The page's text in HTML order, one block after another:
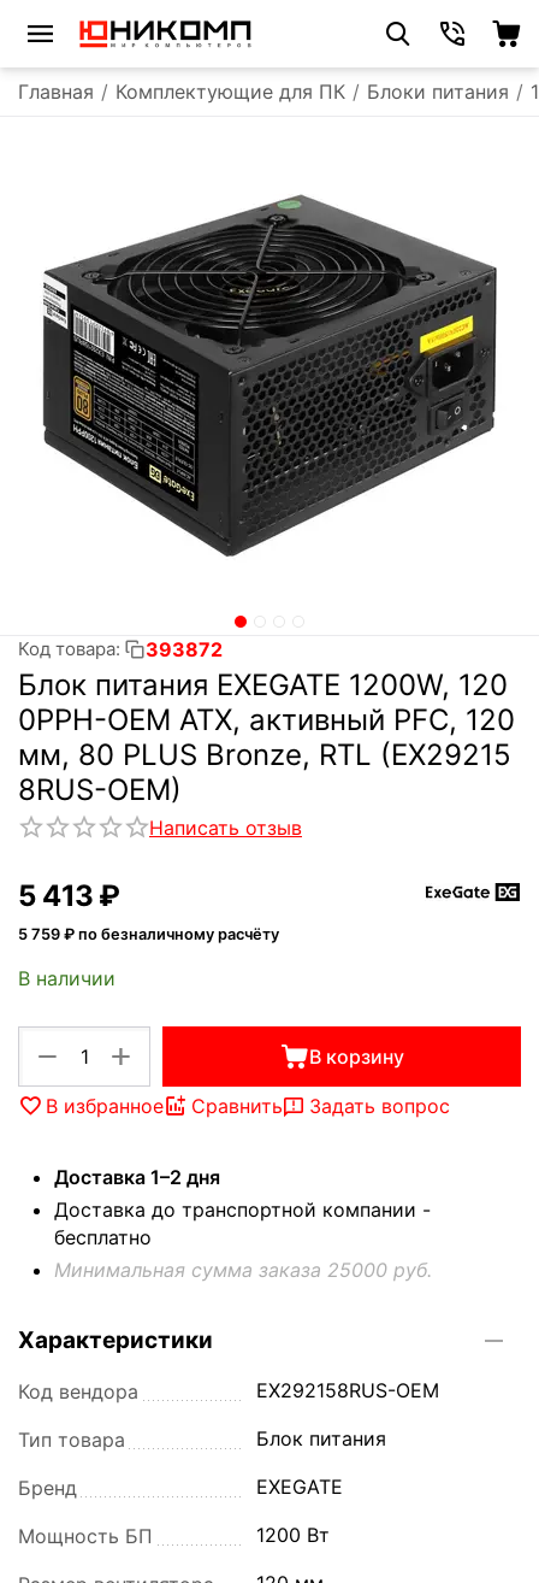
Главная / Комплектующие для ПК / Блоки питания /
Код товара: 393872
Блок питания EXEGATE 1200W, 120
0PPH-OEM ATX, активный PFC, 120
мм, 80 PLUS Bronze, RTL (EX29215
8RUS-OEM)
Написать отзыв
5 413 ₽
5 759 ₽ по безналичному расчёту
В наличии
+
− В корзину
В избранное Сравнить Задать вопрос
Доставка 1–2 дня
Доставка до транспортной компании -
бесплатно
Минимальная сумма заказа 25000 руб.
Характеристики
Код вендора EX292158RUS-OEM
Тип товара Блок питания
Бренд EXEGATE
Мощность БП 1200 Вт